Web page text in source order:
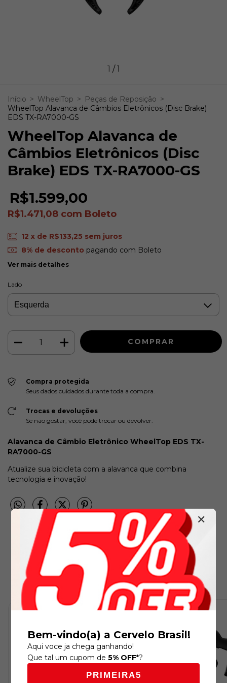
1 /1
Início > WheelTop > Peças de Reposição >
WheelTop Alavanca de Câmbios Eletrônicos (Disc Brake)
EDS TX-RA7000-GS
WheelTop Alavanca de
Câmbios Eletrônicos (Disc
Brake) EDS TX-RA7000-GS
R$1.599,00
R$1.471,08 com Boleto
12 x de R$133,25 sem juros
8% de desconto pagando com Boleto
Ver mais detalhes
Lado
Compra protegida
Seus dados cuidados durante toda a compra.
Trocas e devoluções
Se não gostar, você pode trocar ou devolver.
Alavanca de Câmbio Eletrônico WheelTop EDS TX-
RA7000-GS
Atualize sua bicicleta com a alavanca que combina
tecnologia e inovação!
Produtos similares
ESGOTADO
✕
Bem-vindo(a) a Cervelo Brasil!
Aqui voce ja chega ganhando!
Que tal um cupom de5% OFF*?
PRIMEIRA5